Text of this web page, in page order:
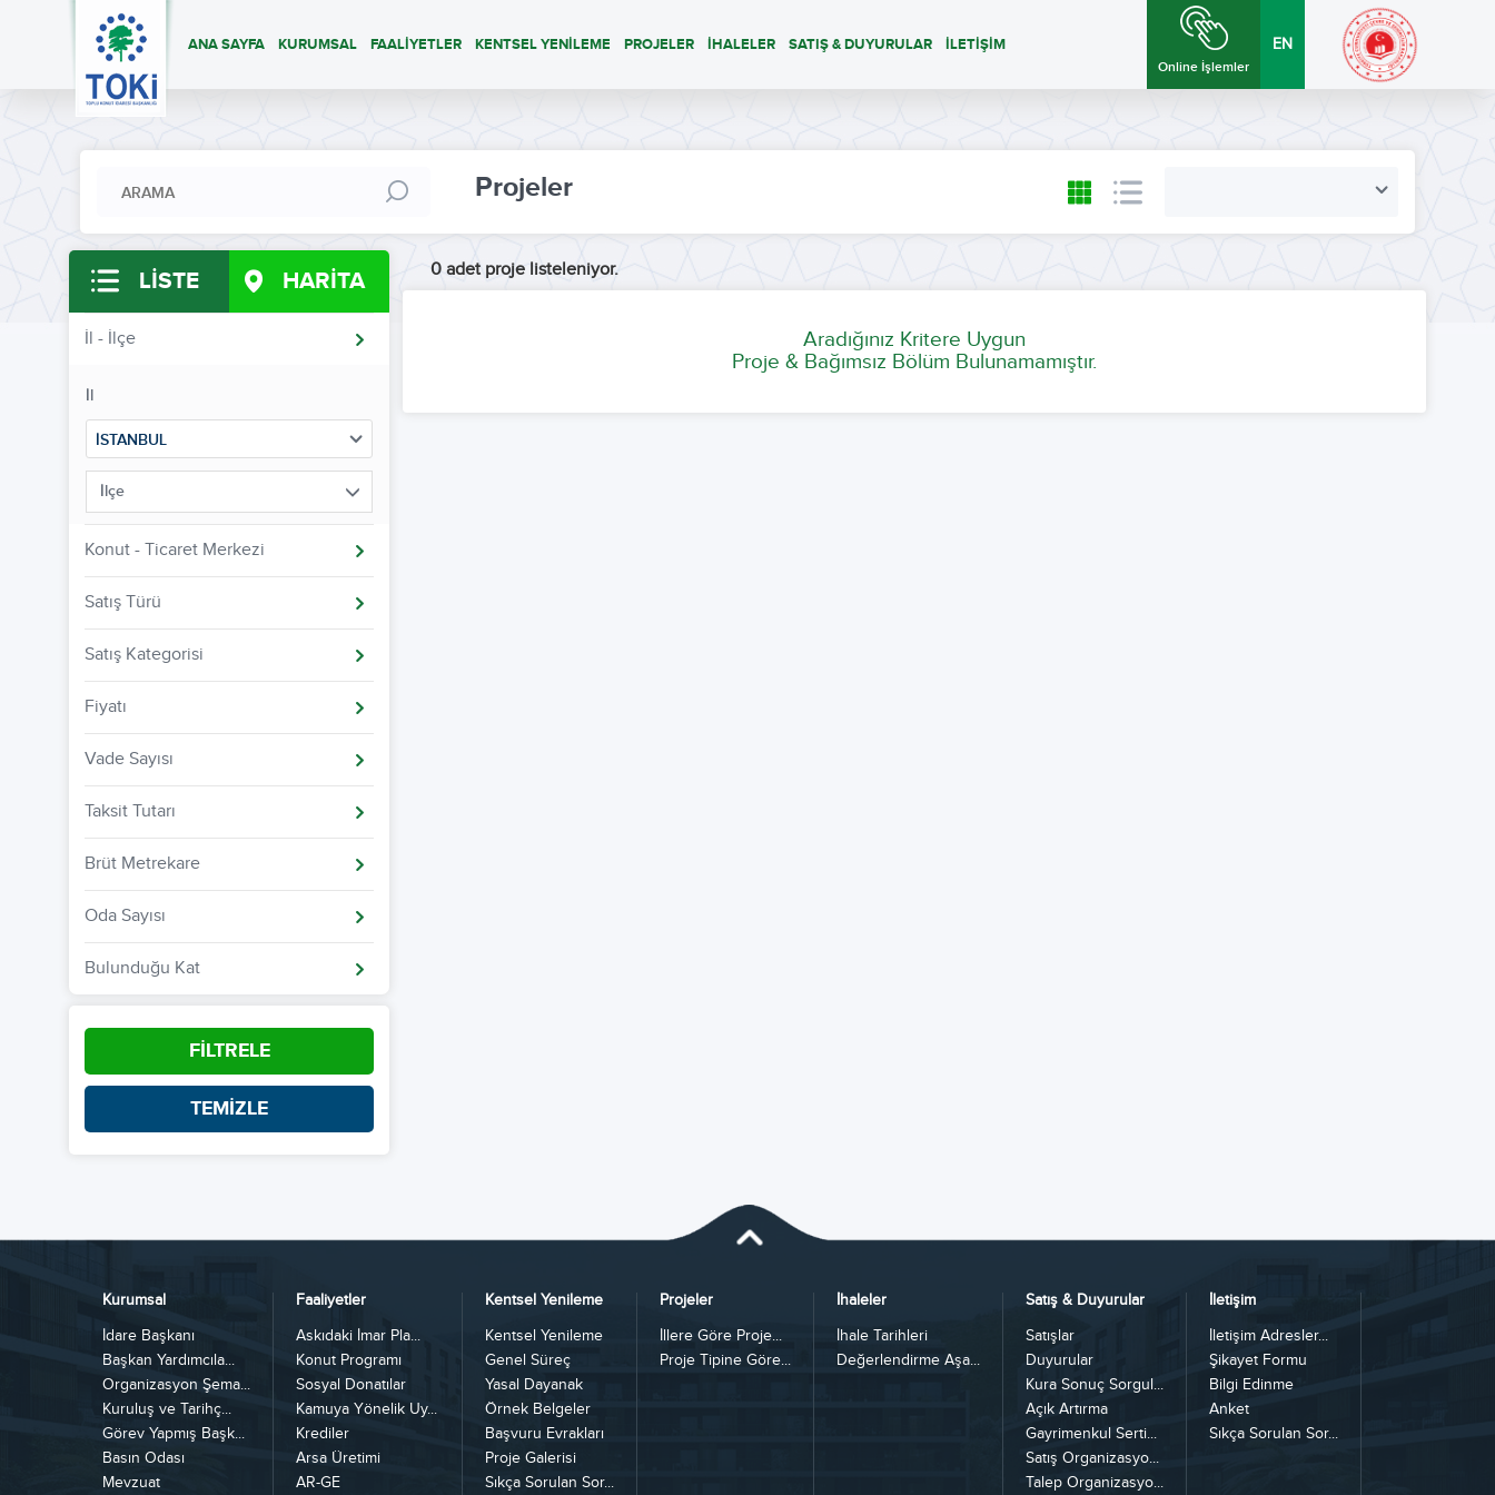
ANA SAYFA KURUMSAL FAALİYETLER KENTSEL YENİLEME PROJELER İHALELER SATIŞ & DUYURULAR İLETİŞİM
Online İşlemler
EN
Projeler
LİSTE HARİTA
İl - İlçe
İl
İSTANBUL
İlçe
Konut - Ticaret Merkezi
Satış Türü
Satış Kategorisi
Fiyatı
Vade Sayısı
Taksit Tutarı
Brüt Metrekare
Oda Sayısı
Bulunduğu Kat
FİLTRELE
TEMİZLE
0 adet proje listeleniyor.
Aradığınız Kritere Uygun
Proje & Bağımsız Bölüm Bulunamamıştır.
Kurumsal
İdare Başkanı
Başkan Yardımcıla...
Organizasyon Şema...
Kuruluş ve Tarihç...
Görev Yapmış Başk...
Basın Odası
Mevzuat
Faaliyetler
Askıdaki İmar Pla...
Konut Programı
Sosyal Donatılar
Kamuya Yönelik Uy...
Krediler
Arsa Üretimi
AR-GE
Kentsel Yenileme
Kentsel Yenileme
Genel Süreç
Yasal Dayanak
Örnek Belgeler
Başvuru Evrakları
Proje Galerisi
Sıkça Sorulan Sor...
Projeler
İllere Göre Proje...
Proje Tipine Göre...
İhaleler
İhale Tarihleri
Değerlendirme Aşa...
Satış & Duyurular
Satışlar
Duyurular
Kura Sonuç Sorgul...
Açık Artırma
Gayrimenkul Serti...
Satış Organizasyo...
Talep Organizasyo...
İletişim
İletişim Adresler...
Şikayet Formu
Bilgi Edinme
Anket
Sıkça Sorulan Sor...